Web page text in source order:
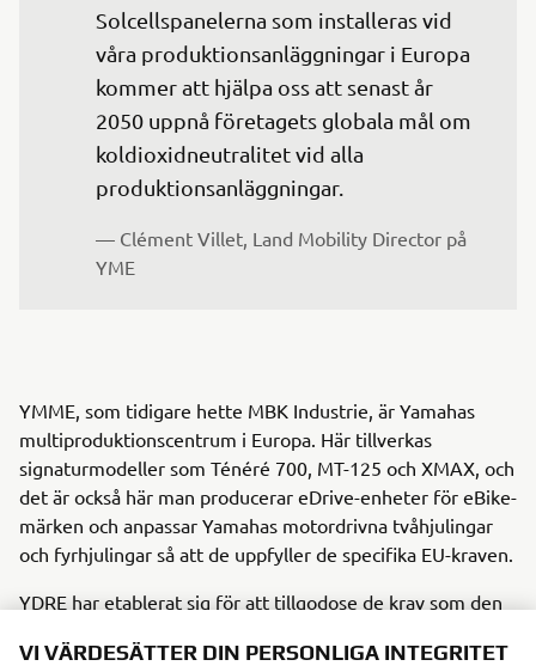
Solcellspanelerna som installeras vid
våra produktionsanläggningar i Europa
kommer att hjälpa oss att senast år
2050 uppnå företagets globala mål om
koldioxidneutralitet vid alla
produktionsanläggningar.
— Clément Villet, Land Mobility Director på
YME
YMME, som tidigare hette MBK Industrie, är Yamahas
multiproduktionscentrum i Europa. Här tillverkas
signaturmodeller som Ténéré 700, MT-125 och XMAX, och
det är också här man producerar eDrive-enheter för eBike-
märken och anpassar Yamahas motordrivna tvåhjulingar
och fyrhjulingar så att de uppfyller de specifika EU-kraven.
YDRE har etablerat sig för att tillgodose de krav som den
fordonsdesign. Sedan 2005 arbetar YMRE från norra
VI VÄRDESÄTTER DIN PERSONLIGA INTEGRITET